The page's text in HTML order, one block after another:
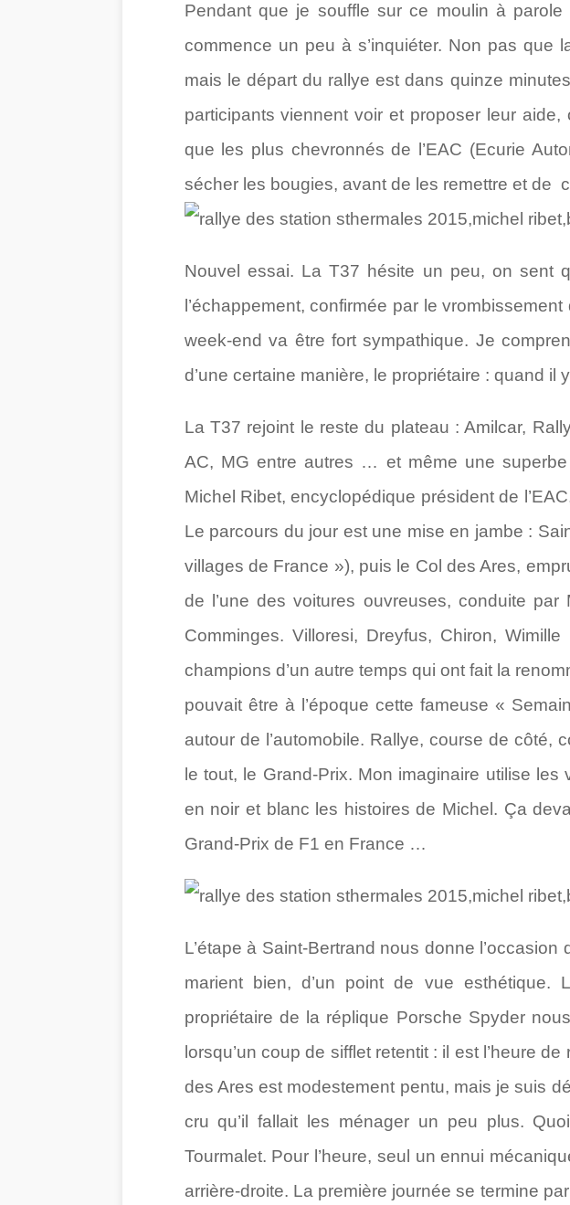
Pendant que je souffle sur ce moulin à
commence un peu à s’inquiéter. Non pas que
mais le départ du rallye est dans quinze
participants viennent voir et proposer leur
que les plus chevronnés de l’EAC (Ecurie
sécher les bougies, avant de les remettre et de
Nouvel essai. La T37 hésite un peu, on sent
l’échappement, confirmée par le
week-end va être fort sympathique. Je
d’une certaine manière, le propriétaire : quand il
La T37 rejoint le reste du plateau : Amilcar,
AC, MG entre autres … et même une
Michel Ribet, encyclopédique président de
Le parcours du jour est une mise en jambe :
villages de France »), puis le Col des Ares,
de l’une des voitures ouvreuses, conduite par
Comminges. Villoresi, Dreyfus, Chiron,
champions d’un autre temps qui ont fait la
pouvait être à l’époque cette fameuse «
autour de l’automobile. Rallye, course de côté,
le tout, le Grand-Prix. Mon imaginaire utilise
en noir et blanc les histoires de Michel. Ça
Grand-Prix de F1 en France …
L’étape à Saint-Bertrand nous donne
marient bien, d’un point de vue esthétique.
propriétaire de la réplique Porsche Spyder
lorsqu’un coup de sifflet retentit : il est l’heure
des Ares est modestement pentu, mais je suis
cru qu’il fallait les ménager un peu plus.
Tourmalet. Pour l’heure, seul un ennui
arrière-droite. La première journée se termine